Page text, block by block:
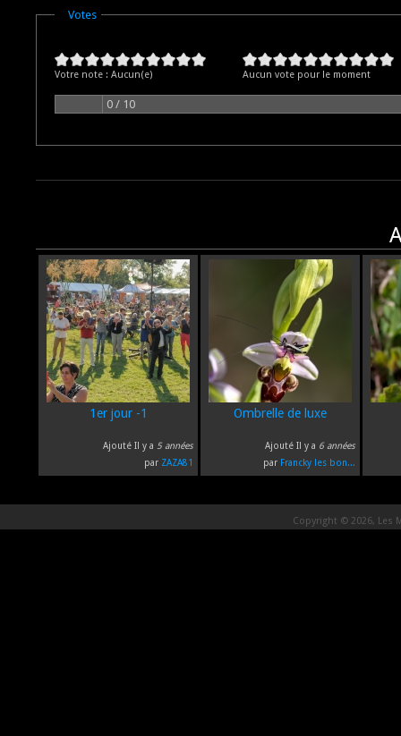
Masquer
Votes
Votre note : Aucun(e) Aucun vote pour le moment
0 / 10
1er jour -1
Ajouté Il y a 5 années
par ZAZA81
Ombrelle de luxe
Ajouté Il y a 6 années
par Francky les bon...
Copyright © 2026, Les